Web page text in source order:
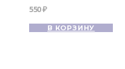
550₽
В КОРЗИНУ